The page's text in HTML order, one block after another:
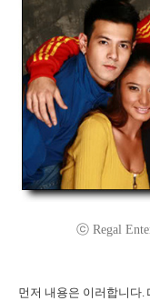
ⓒ Regal
먼저 내용은 이러합니다.